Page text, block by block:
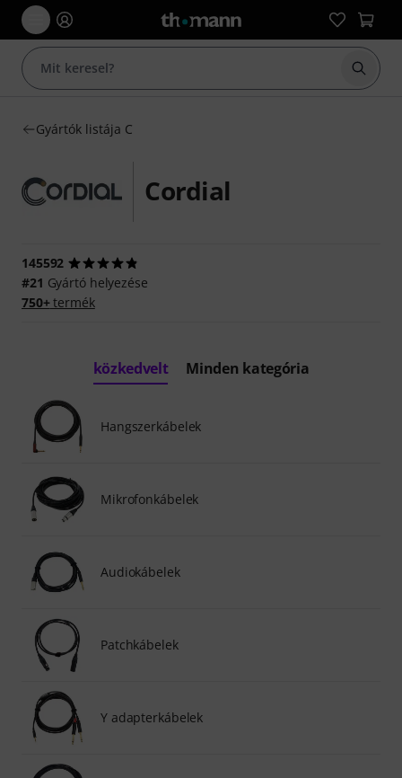
Gyártók listája C
Cordial
145592
#21 Gyártó helyezése
750+termék
közkedvelt Minden kategória
Hangszerkábelek
Mikrofonkábelek
Audiokábelek
Patchkábelek
Y adapterkábelek